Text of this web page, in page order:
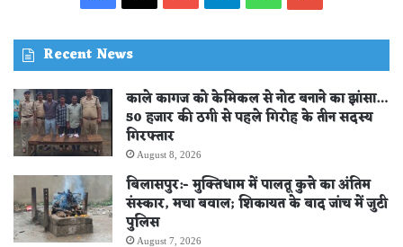
Recent News
काले कागज को केमिकल से नोट बनाने का झांसा…
50 हजार की ठगी से पहले गिरोह के तीन सदस्य
गिरफ्तार
August 8, 2026
बिलासपुर:- मुक्तिधाम में पालतू कुत्ते का अंतिम
संस्कार, मचा बवाल; शिकायत के बाद जांच में जुटी
पुलिस
August 7, 2026